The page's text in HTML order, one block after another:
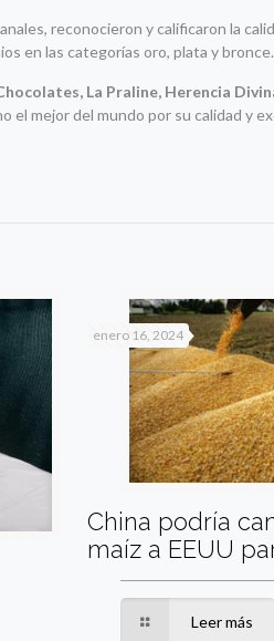
reconocieron y calificaron la
en las categorías oro, plata y bronce.
La Praline, Herencia
mejor del mundo por su calidad y
enero 16, 2024
China podría
maíz a EEUU
Leer más